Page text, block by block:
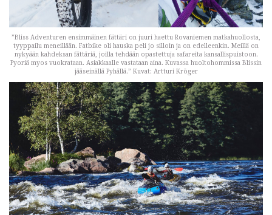
”Bliss Adventuren ensimmäinen fättäri on juuri haettu Rovaniemen matkahuollosta,
tyyppailu meneillään. Fatbike oli hauska peli jo silloin ja on edelleenkin. Meillä on
nykyään kahdeksan fättäriä, joilla tehdään opastettuja safareita kansallispuistoon.
Pyoriä myos vuokrataan. Asiakkaalle vastataan aina. Kuvassa huoltohommissa Blissin
jääseinällä Pyhällä.” Kuvat: Artturi Kröger